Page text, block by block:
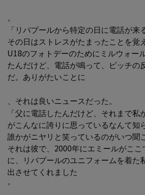
。
「リバプールから特定の日に電話が来
その日はストレスがたまったことを覚
U18のフォトデーのためにミルウォー
たんだけど、電話が鳴って、ピッチの
だ。ありがたいことに
、それは良いニュースだった。
「父に電話したんだけど、それまで私
がこんなに誇りに思っているなんて知
誰かがニヤリと笑っているのがいつ聞
それは彼で、2000年にエミールがこ
に、リバプールのユニフォームを着た
出させてくれました
。